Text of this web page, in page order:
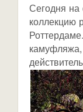
Сегодня на
коллекцию